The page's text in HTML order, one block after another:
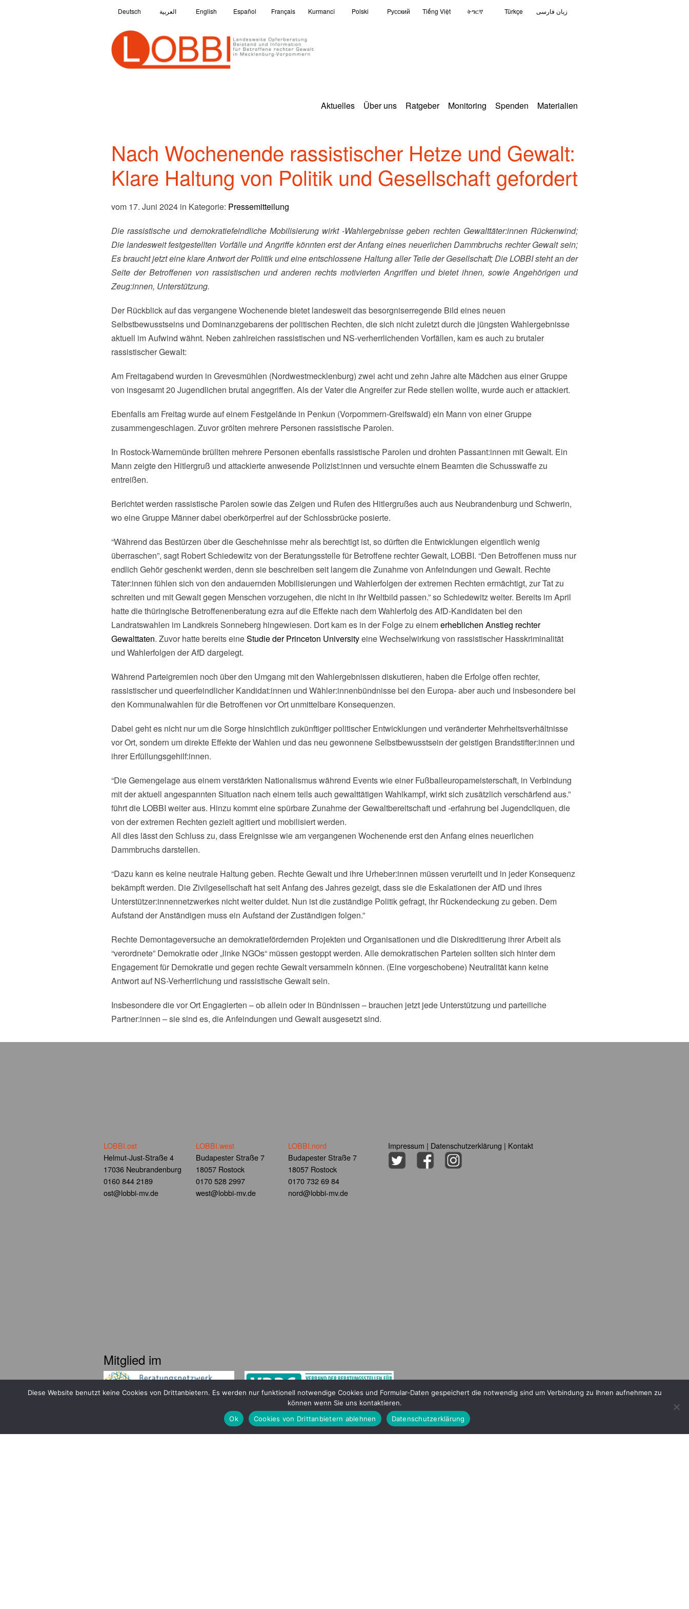
Deutsch العربية English Español Français Kurmancî Polski Pусский Tiếng Việt ትግርኛ Türkçe زبان فارسی
Aktuelles Über uns Ratgeber Monitoring Spenden Materialien
Nach Wochenende rassistischer Hetze und Gewalt:
Klare Haltung von Politik und Gesellschaft gefordert
vom 17. Juni 2024 in Kategorie: Pressemitteilung
Die rassistische und demokratiefeindliche Mobilisierung wirkt -Wahlergebnisse geben rechten Gewalttäter:innen Rückenwind;
Die landesweit festgestellten Vorfälle und Angriffe könnten erst der Anfang eines neuerlichen Dammbruchs rechter Gewalt sein;
Es braucht jetzt eine klare Antwort der Politik und eine entschlossene Haltung aller Teile der Gesellschaft; Die LOBBI steht an der
Seite der Betroffenen von rassistischen und anderen rechts motivierten Angriffen und bietet ihnen, sowie Angehörigen und
Zeug:innen, Unterstützung.
Der Rückblick auf das vergangene Wochenende bietet landesweit das besorgniserregende Bild eines neuen
Selbstbewusstseins und Dominanzgebarens der politischen Rechten, die sich nicht zuletzt durch die jüngsten Wahlergebnisse
aktuell im Aufwind wähnt. Neben zahlreichen rassistischen und NS-verherrlichenden Vorfällen, kam es auch zu brutaler
rassistischer Gewalt:
Am Freitagabend wurden in Grevesmühlen (Nordwestmecklenburg) zwei acht und zehn Jahre alte Mädchen aus einer Gruppe
von insgesamt 20 Jugendlichen brutal angegriffen. Als der Vater die Angreifer zur Rede stellen wollte, wurde auch er attackiert.
Ebenfalls am Freitag wurde auf einem Festgelände in Penkun (Vorpommern-Greifswald) ein Mann von einer Gruppe
zusammengeschlagen. Zuvor grölten mehrere Personen rassistische Parolen.
In Rostock-Warnemünde brüllten mehrere Personen ebenfalls rassistische Parolen und drohten Passant:innen mit Gewalt. Ein
Mann zeigte den Hitlergruß und attackierte anwesende Polizist:innen und versuchte einem Beamten die Schusswaffe zu
entreißen.
Berichtet werden rassistische Parolen sowie das Zeigen und Rufen des Hitlergrußes auch aus Neubrandenburg und Schwerin,
wo eine Gruppe Männer dabei oberkörperfrei auf der Schlossbrücke posierte.
“Während das Bestürzen über die Geschehnisse mehr als berechtigt ist, so dürften die Entwicklungen eigentlich wenig
überraschen”, sagt Robert Schiedewitz von der Beratungsstelle für Betroffene rechter Gewalt, LOBBI. “Den Betroffenen muss nur
endlich Gehör geschenkt werden, denn sie beschreiben seit langem die Zunahme von Anfeindungen und Gewalt. Rechte
Täter:innen fühlen sich von den andauernden Mobilisierungen und Wahlerfolgen der extremen Rechten ermächtigt, zur Tat zu
schreiten und mit Gewalt gegen Menschen vorzugehen, die nicht in ihr Weltbild passen.” so Schiedewitz weiter. Bereits im April
hatte die thüringische Betroffenenberatung ezra auf die Effekte nach dem Wahlerfolg des AfD-Kandidaten bei den
Landratswahlen im Landkreis Sonneberg hingewiesen. Dort kam es in der Folge zu einemerheblichen Anstieg rechter
Gewalttaten. Zuvor hatte bereits eineStudie der Princeton Universityeine Wechselwirkung von rassistischer Hasskriminalität
und Wahlerfolgen der AfD dargelegt.
Während Parteigremien noch über den Umgang mit den Wahlergebnissen diskutieren, haben die Erfolge offen rechter,
rassistischer und queerfeindlicher Kandidat:innen und Wähler:innenbündnisse bei den Europa- aber auch und insbesondere bei
den Kommunalwahlen für die Betroffenen vor Ort unmittelbare Konsequenzen.
Dabei geht es nicht nur um die Sorge hinsichtlich zukünftiger politischer Entwicklungen und veränderter Mehrheitsverhältnisse
vor Ort, sondern um direkte Effekte der Wahlen und das neu gewonnene Selbstbewusstsein der geistigen Brandstifter:innen und
ihrer Erfüllungsgehilf:innen.
“Die Gemengelage aus einem verstärkten Nationalismus während Events wie einer Fußballeuropameisterschaft, in Verbindung
mit der aktuell angespannten Situation nach einem teils auch gewalttätigen Wahlkampf, wirkt sich zusätzlich verschärfend aus.”
führt die LOBBI weiter aus. Hinzu kommt eine spürbare Zunahme der Gewaltbereitschaft und -erfahrung bei Jugendcliquen, die
von der extremen Rechten gezielt agitiert und mobilisiert werden.
All dies lässt den Schluss zu, dass Ereignisse wie am vergangenen Wochenende erst den Anfang eines neuerlichen
Dammbruchs darstellen.
“Dazu kann es keine neutrale Haltung geben. Rechte Gewalt und ihre Urheber:innen müssen verurteilt und in jeder Konsequenz
bekämpft werden. Die Zivilgesellschaft hat seit Anfang des Jahres gezeigt, dass sie die Eskalationen der AfD und ihres
Unterstützer:innennetzwerkes nicht weiter duldet. Nun ist die zuständige Politik gefragt, ihr Rückendeckung zu geben. Dem
Aufstand der Anständigen muss ein Aufstand der Zuständigen folgen.”
Rechte Demontageversuche an demokratiefördernden Projekten und Organisationen und die Diskreditierung ihrer Arbeit als
“verordnete” Demokratie oder „linke NGOs“ müssen gestoppt werden. Alle demokratischen Parteien sollten sich hinter dem
Engagement für Demokratie und gegen rechte Gewalt versammeln können. (Eine vorgeschobene) Neutralität kann keine
Antwort auf NS-Verherrlichung und rassistische Gewalt sein.
Insbesondere die vor Ort Engagierten – ob allein oder in Bündnissen – brauchen jetzt jede Unterstützung und parteiliche
Partner:innen – sie sind es, die Anfeindungen und Gewalt ausgesetzt sind.
LOBBI.ost
Helmut-Just-Straße 4
17036 Neubrandenburg
0160 844 2189
ost@lobbi-mv.de
LOBBI.west
Budapester Straße 7
18057 Rostock
0170 528 2997
west@lobbi-mv.de
LOBBI.nord
Budapester Straße 7
18057 Rostock
0170 732 69 84
nord@lobbi-mv.de
Impressum | Datenschutzerklärung | Kontakt
Mitglied im
Diese Website benutzt keine Cookies von Drittanbietern. Es werden nur funktionell notwendige Cookies und Formular-Daten gespeichert die notwendig sind um Verbindung zu Ihnen aufnehmen zu
können wenn Sie uns kontaktieren.
Ok
Cookies von Drittanbietern ablehnen Datenschutzerklärung